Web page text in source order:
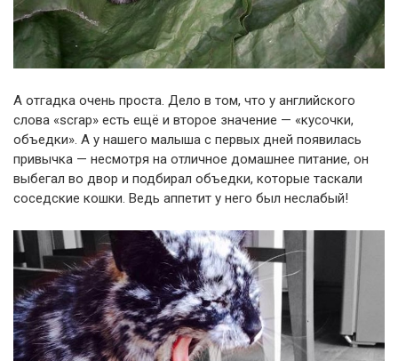
А отгадка очень проста. Дело в том, что у английского
слова «scrap» есть ещё и второе значение — «кусочки,
объедки». А у нашего малыша с первых дней появилась
привычка — несмотря на отличное домашнее питание, он
выбегал во двор и подбирал объедки, которые таскали
соседские кошки. Ведь аппетит у него был неслабый!